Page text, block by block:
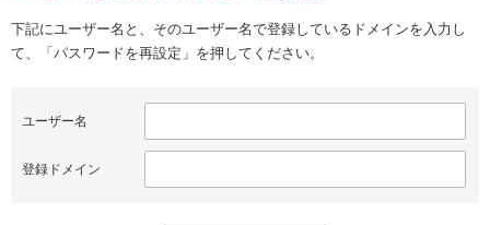
下記にユーザー名と、そのユーザー名で登録しているドメインを入力し
て、「パスワードを再設定」を押してください。
ユーザー名
登録ドメイン